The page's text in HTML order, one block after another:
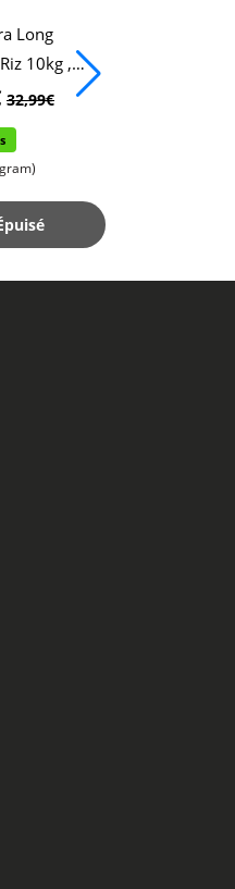
Long
10kg ,
, Riz
32,99€